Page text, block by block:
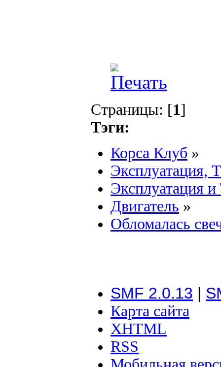
Страницы: [1]
Тэги:
Корса Клуб »
Эксплуатация,
Эксплуатация
Двигатель »
Обломалась
SMF 2.0.13 |
Карта сайта
XHTML
RSS